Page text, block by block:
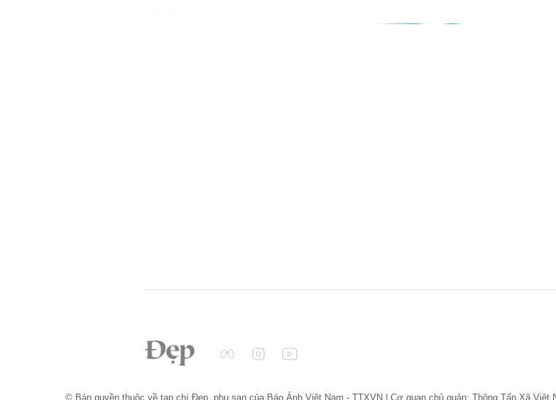
© Bản quyền thuộc về tạp chí Đẹp, phụ san của Báo Ảnh Việt Nam - TTXVN | Cơ quan chủ quản: Thông Tấn Xã